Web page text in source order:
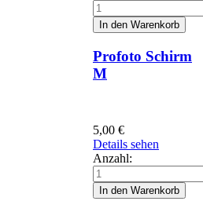
Profoto Schirm
M
5,00 €
Details sehen
Anzahl: